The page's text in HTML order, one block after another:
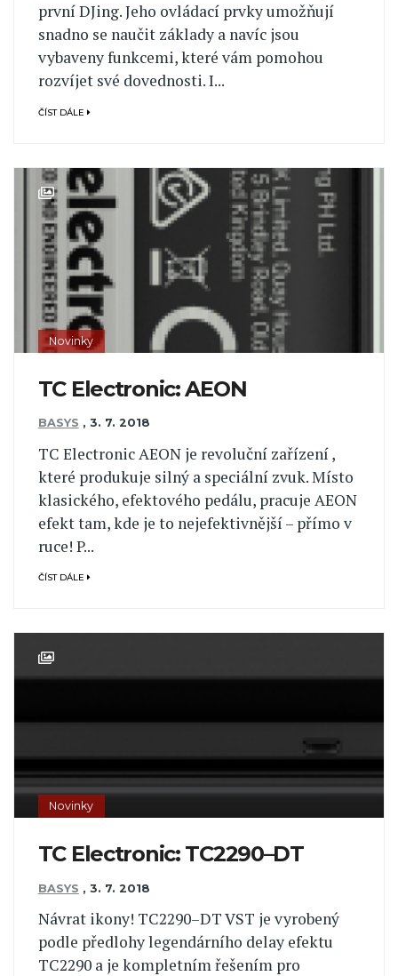
první DJing. Jeho ovládací prvky umožňují
snadno se naučit základy a navíc jsou
vybaveny funkcemi, které vám pomohou
rozvíjet své dovednosti. I...
ČÍST DÁLE
Novinky
TC Electronic: AEON
BASYS , 3. 7. 2018
TC Electronic AEON je revoluční zařízení ,
které produkuje silný a speciální zvuk. Místo
klasického, efektového pedálu, pracuje AEON
efekt tam, kde je to nejefektivnější – přímo v
ruce! P...
ČÍST DÁLE
Novinky
TC Electronic: TC2290–DT
BASYS , 3. 7. 2018
Návrat ikony! TC2290–DT VST je vyrobený
podle předlohy legendárního delay efektu
TC2290 a je kompletním řešením pro